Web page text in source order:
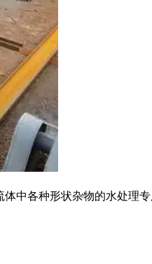
各种形状杂物的水处理